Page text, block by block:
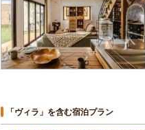
「ヴィラ」を含む宿泊プラン